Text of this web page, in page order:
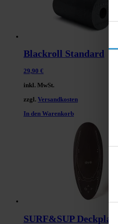
Blackroll Standard
29,90 €
inkl. MwSt.
zzgl. Versandkosten
In den Warenkorb
SURF&SUP Deckplatte